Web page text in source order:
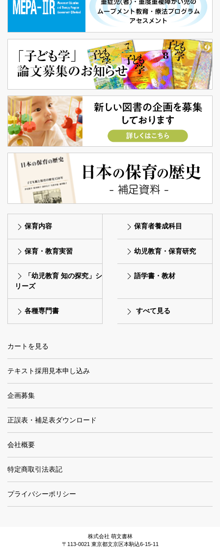
保育内容 保育者養成科目
保育・教育実習 幼児教育・保育研究
「幼児教育 知の探究」シ
リーズ
語学書・教材
各種専門書 すべて見る
カートを見る
テキスト採用見本申し込み
企画募集
正誤表・補足表ダウンロード
会社概要
特定商取引法表記
プライバシーポリシー
株式会社 萌文書林
〒113-0021 東京都文京区本駒込6-15-11